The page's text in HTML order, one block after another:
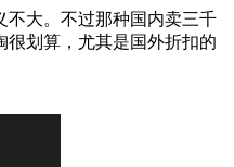
不大。不过那种国内卖三千
很划算，尤其是国外折扣的